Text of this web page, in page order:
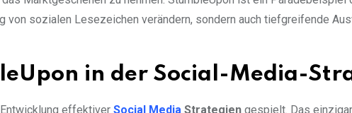
von sozialen Lesezeichen verändern, sondern auch tiefgreifende
in der Social-Media-
effektiver Social Media Strategien gespielt. Das